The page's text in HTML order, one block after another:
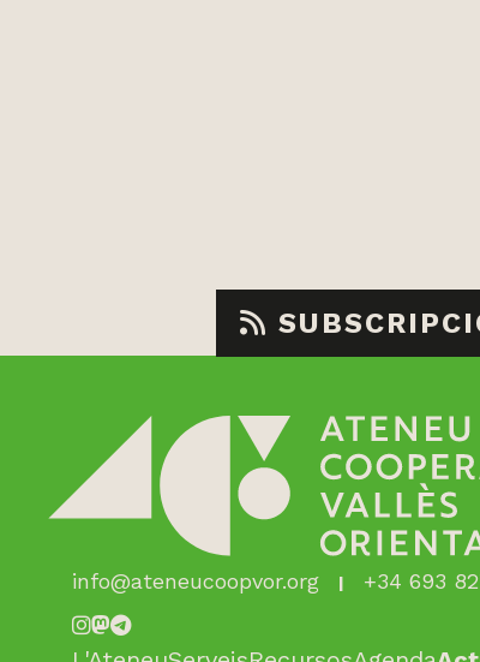
info@ateneucoopvor.org +34 693